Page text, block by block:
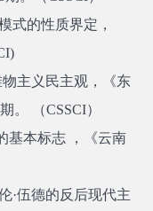
式的性质界定，
主义民主观，《东
。 （CSSCI）
基本标志 ，《云南
·伍德的反后现代主